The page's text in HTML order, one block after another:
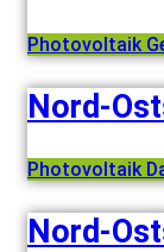
Photovoltaik
Nord-
Photovoltaik
Nord-